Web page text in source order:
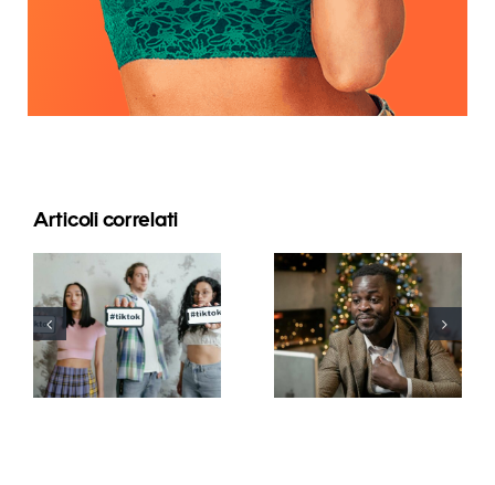
Articoli correlati
Migliori app
di editing
video per
creare
capolavori
Come
nascondere i
follower su
LinkedIn per
proteggere